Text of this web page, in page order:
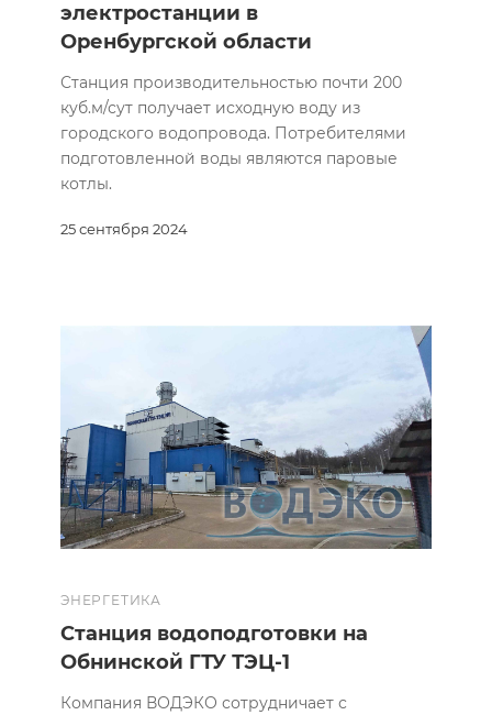
25 сентября 2024
электростанции в
Оренбургской области
Станция производительностью почти 200
куб.м/сут получает исходную воду из
городского водопровода. Потребителями
подготовленной воды являются паровые
котлы.
ЭНЕРГЕТИКА
Станция водоподготовки на
Обнинской ГТУ ТЭЦ-1
Компания ВОДЭКО сотрудничает с